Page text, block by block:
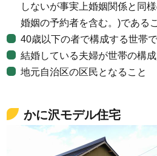
しないが事実上婚姻関係と同
婚姻の予約者を含む。)である
40歳以下の者で構成する世帯
結婚している夫婦が世帯の構
地元自治区の区民となること
かに沢モデル住宅